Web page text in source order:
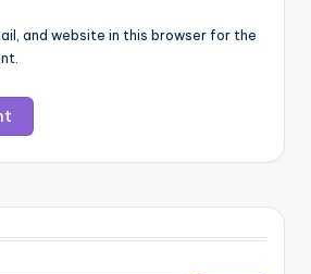
and website in this browser for the